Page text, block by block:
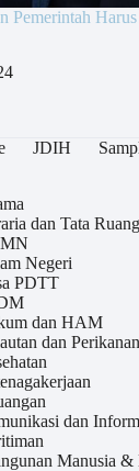
Pemerintah
JDIH
dan Tata Ruang
Negeri
PDTT
dan HAM
dan Perikanan
dan
Manusia &